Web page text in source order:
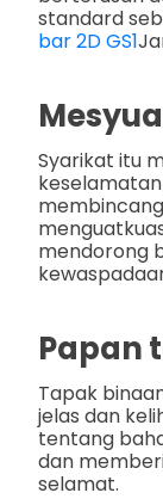
standard
bar 2D GS1
Syarikat itu
mendorong
Papan
Tapak
jelas dan
tentang
dan
selamat.